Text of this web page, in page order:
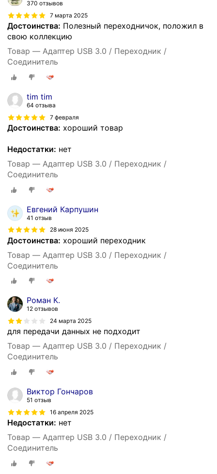
370 отзывов
7 марта 2025
Достоинства: Полезный переходничок, положил в
свою коллекцию
Товар — Адаптер USB 3.0 / Переходник /
Соединитель
tim tim
64 отзыва
7 февраля
Достоинства: хороший товар
Недостатки: нет
Товар — Адаптер USB 3.0 / Переходник /
Соединитель
Евгений Карпушин
41 отзыв
28 июня 2025
Достоинства: хороший переходник
Товар — Адаптер USB 3.0 / Переходник /
Соединитель
Роман К.
12 отзывов
24 марта 2025
для передачи данных не подходит
Товар — Адаптер USB 3.0 / Переходник /
Соединитель
Виктор Гончаров
51 отзыв
16 апреля 2025
Недостатки: нет
Товар — Адаптер USB 3.0 / Переходник /
Соединитель